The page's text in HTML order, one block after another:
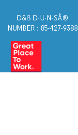
D&B D-U-N-SÂ®
NUMBER : 85-427-9388